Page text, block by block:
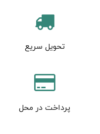
تحویل سریع
پرداخت در محل